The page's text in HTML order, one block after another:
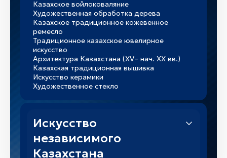
Казахское войлоковаляние
Художественная обработка дерева
Казахское традиционное кожевенное
ремесло
Традиционное казахское ювелирное
искусство
Архитектура Казахстана (XV– нач. XX вв.)
Казахская традиционная вышивка
Искусство керамики
Художественное стекло
Искусство
независимого
Казахстана